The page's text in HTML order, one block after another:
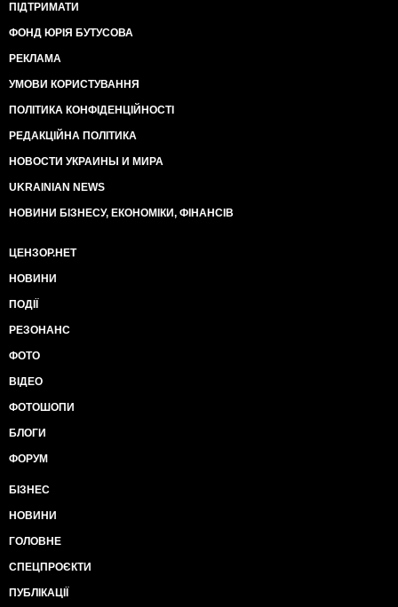
ПІДТРИМАТИ
ФОНД ЮРІЯ БУТУСОВА
РЕКЛАМА
УМОВИ КОРИСТУВАННЯ
ПОЛІТИКА КОНФІДЕНЦІЙНОСТІ
РЕДАКЦІЙНА ПОЛІТИКА
НОВОСТИ УКРАИНЫ И МИРА
UKRAINIAN NEWS
НОВИНИ БІЗНЕСУ, ЕКОНОМІКИ, ФІНАНСІВ
ЦЕНЗОР.НЕТ
НОВИНИ
ПОДІЇ
РЕЗОНАНС
ФОТО
ВІДЕО
ФОТОШОПИ
БЛОГИ
ФОРУМ
БІЗНЕС
НОВИНИ
ГОЛОВНЕ
СПЕЦПРОЄКТИ
ПУБЛІКАЦІЇ